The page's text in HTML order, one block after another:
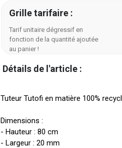
Grille tarifaire :
Tarif unitaire dégressif en
fonction de la quantité ajoutée
au panier !
Détails de l'article :
Tuteur Tutofi en matière 100%
Dimensions :
- Hauteur : 80 cm
- Largeur : 20 mm